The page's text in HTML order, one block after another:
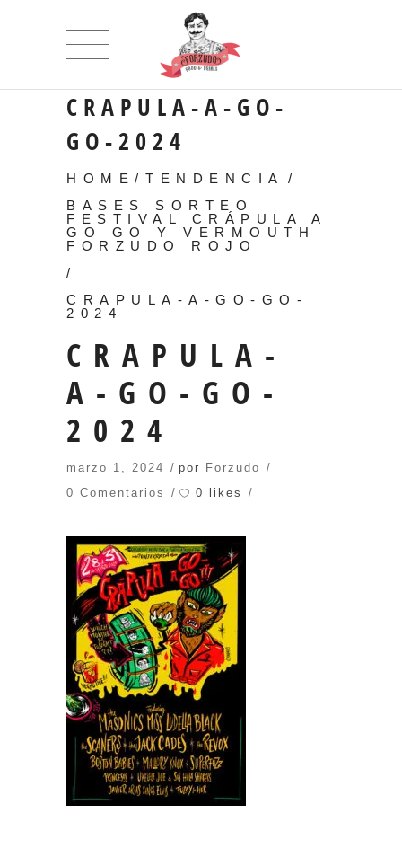
CRAPULA-A-GO-
GO-2024
HOME / TENDENCIA
/
BASES SORTEO
FESTIVAL CRÁPULA A
GO GO Y VERMOUTH
FORZUDO ROJO
/
CRAPULA-A-GO-GO-
2024
CRAPULA-
A-GO-GO-
2024
marzo 1, 2024 por Forzudo
0 Comentarios
0 likes